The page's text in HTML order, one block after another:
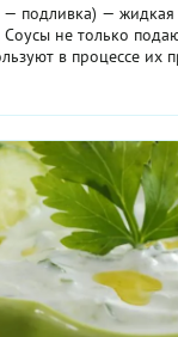
— подливка) — жидкая
не только
в процессе их
в соусе ...